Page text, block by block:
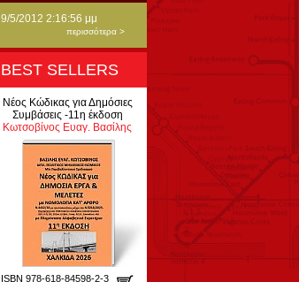
9/5/2012 2:16:56 μμ
περισσότερα >
BEST SELLERS
Νέος Κώδικας για Δημόσιες
Συμβάσεις -11η έκδοση
Κωτσοβίνος Ευαγ. Βασίλης
ISBN 978-618-84598-2-3